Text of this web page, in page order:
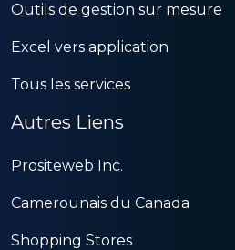
Outils de gestion sur mesure
Excel vers application
Tous les services
Autres Liens
Prositeweb Inc.
Camerounais du Canada
Shopping Stores